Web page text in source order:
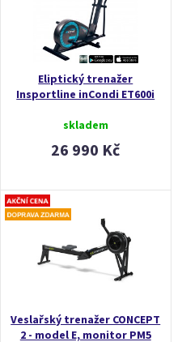
Eliptický trenažer
Insportline inCondi ET600i
skladem
26 990 Kč
Veslařský trenažer CONCEPT
2 - model E, monitor PM5